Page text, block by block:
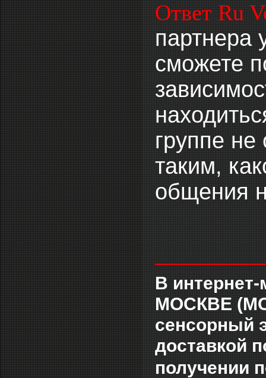
Ответ Ru
партнера
сможете
группе
таким,
общения
В
МОСКВЕ
сенсорный
доставкой
получении